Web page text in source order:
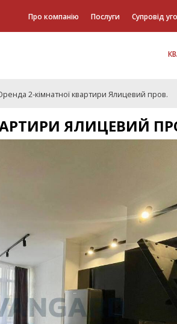
Про компанію Послуги Супровід
2-кімнатної квартири Ялицевий пров.
ЯЛИЦЕВИЙ